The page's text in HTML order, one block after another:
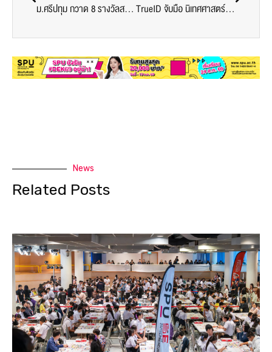
ม.ศรีปทุม กวาด 8 รางวัลสหกิจศึกษาดีเด่น พ.ศ.2562 สำหรับสถาบันการศึกษาในเครือข่ายพัฒนาสหกิจศึกษาของเครือข่ายอุดมศึกษาภาคกลางตอนบน
TrueID จับมือ นิเทศศาสตร์ ม.ศรีปทุม เปิดเวทีโชว์ศักยภาพนักศึกษา คลิป “วัยเรา วัยเร้า ไวรัล” กิจกรรม Branding & Content Marketing Workshop
News
Related Posts